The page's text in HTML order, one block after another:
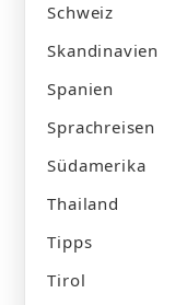
Schweiz
Skandinavien
Spanien
Sprachreisen
Südamerika
Thailand
Tipps
Tirol